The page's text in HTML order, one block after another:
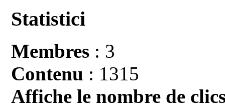
Statistici
Membres : 3
Contenu : 1315
Affiche le nombre de